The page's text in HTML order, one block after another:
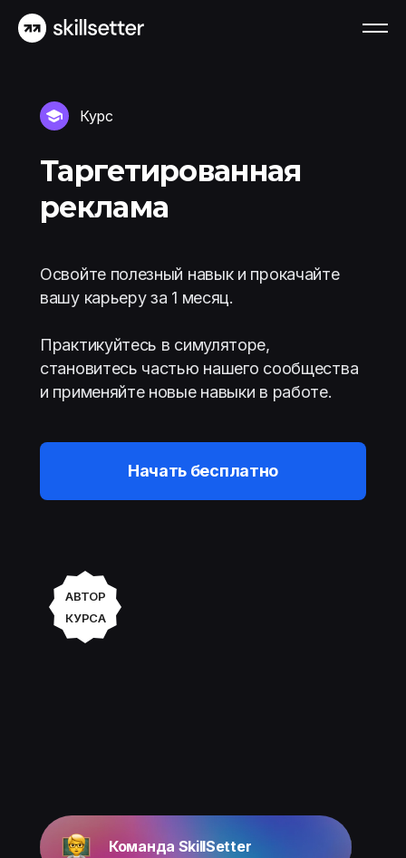
Курс
Таргетированная
реклама
Освойте полезный навык и прокачайте
вашу карьеру за 1 месяц.
Практикуйтесь в симуляторе,
становитесь частью нашего сообщества
и применяйте новые навыки в работе.
Начать бесплатно
АВТОР
КУРСА
Команда SkillSetter